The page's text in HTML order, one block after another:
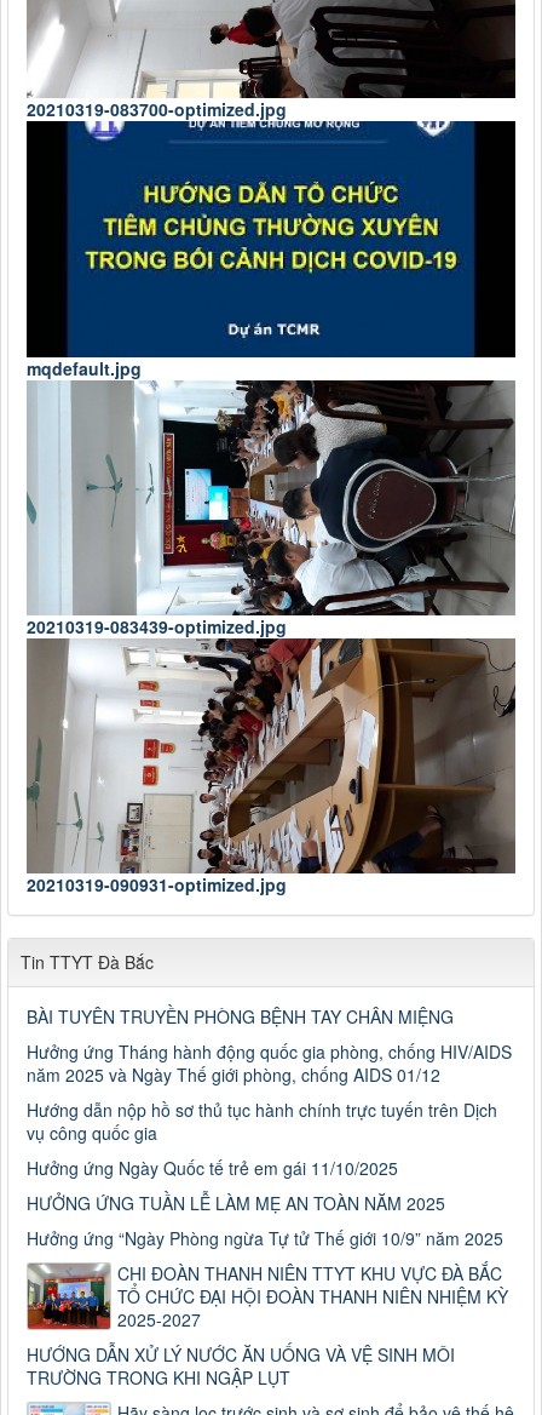
20210319-083700-optimized.jpg
mqdefault.jpg
20210319-083439-optimized.jpg
20210319-090931-optimized.jpg
Tin TTYT Đà Bắc
BÀI TUYÊN TRUYỀN PHÒNG BỆNH TAY CHÂN MIỆNG
Hưởng ứng Tháng hành động quốc gia phòng, chống HIV/AIDS
năm 2025 và Ngày Thế giới phòng, chống AIDS 01/12
Hướng dẫn nộp hồ sơ thủ tục hành chính trực tuyến trên Dịch
vụ công quốc gia
Hưởng ứng Ngày Quốc tế trẻ em gái 11/10/2025
HƯỞNG ỨNG TUẦN LỄ LÀM MẸ AN TOÀN NĂM 2025
Hưởng ứng “Ngày Phòng ngừa Tự tử Thế giới 10/9” năm 2025
CHI ĐOÀN THANH NIÊN TTYT KHU VỰC ĐÀ BẮC
TỔ CHỨC ĐẠI HỘI ĐOÀN THANH NIÊN NHIỆM KỲ
2025-2027
HƯỚNG DẪN XỬ LÝ NƯỚC ĂN UỐNG VÀ VỆ SINH MÔI
TRƯỜNG TRONG KHI NGẬP LỤT